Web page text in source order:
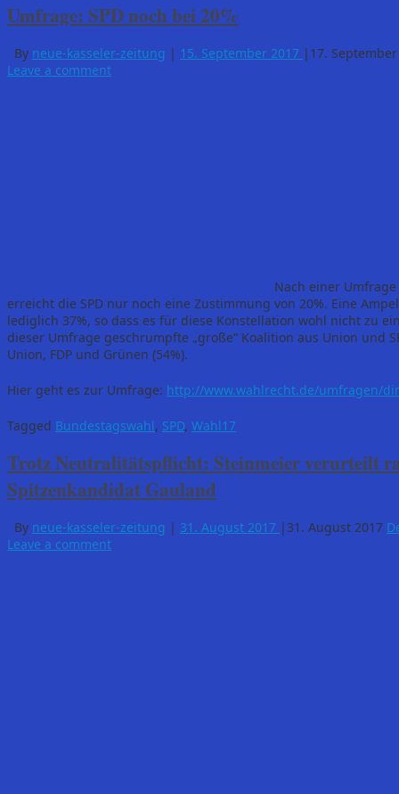
Umfrage: SPD noch bei 20%
By neue-kasseler-zeitung | 15. September 2017 | 17.
Leave a comment
Nach einer
erreicht die SPD nur noch eine Zustimmung von 20%. Eine
lediglich 37%, so dass es für diese Konstellation wohl nicht zu
dieser Umfrage geschrumpfte „große“ Koalition aus Union und
Union, FDP und Grünen (54%).
Hier geht es zur Umfrage: http://www.wahlrecht.de/umfragen/
Tagged Bundestagswahl, SPD, Wahl17
Trotz Neutralitätspflicht: Steinmeier verurteilt
Spitzenkandidat Gauland
By neue-kasseler-zeitung | 31. August 2017 |31. August 2017
Leave a comment